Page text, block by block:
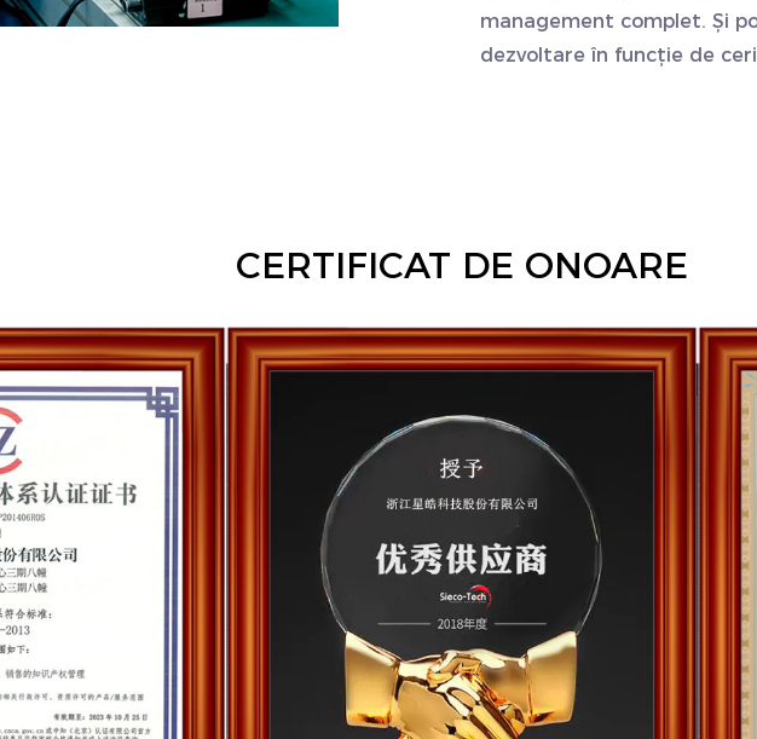
management complet. Și
dezvoltare în funcție de
CERTIFICAT DE ONOARE